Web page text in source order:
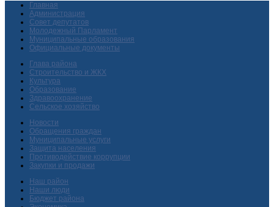
Главная
Администрация
Совет депутатов
Молодежный Парламент
Муниципальные образования
Официальные документы
Глава района
Строительство и ЖКХ
Культура
Образование
Здравоохранение
Сельское хозяйство
Новости
Обращения граждан
Муниципальные услуги
Защита населения
Противодействие коррупции
Закупки и продажи
Наш район
Наши люди
Бюджет района